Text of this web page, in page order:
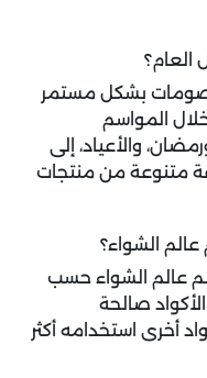
العام؟
بشكل مستمر
المواسم
والأعياد، إلى
متنوعة من منتجات
الشواء؟
عالم الشواء حسب
صالحة
أخرى استخدامه أكثر